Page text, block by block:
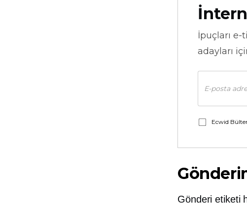
İpuçları e-
adayları
Ecwid
Gönderi etiketi